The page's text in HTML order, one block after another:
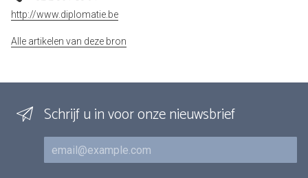
http://www.diplomatie.be
Alle artikelen van deze bron
Schrijf u in voor onze nieuwsbrief
E-mail